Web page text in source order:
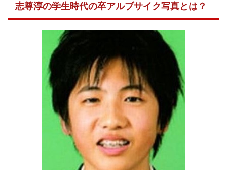
志尊淳の学生時代の卒アルブサイク写真とは？